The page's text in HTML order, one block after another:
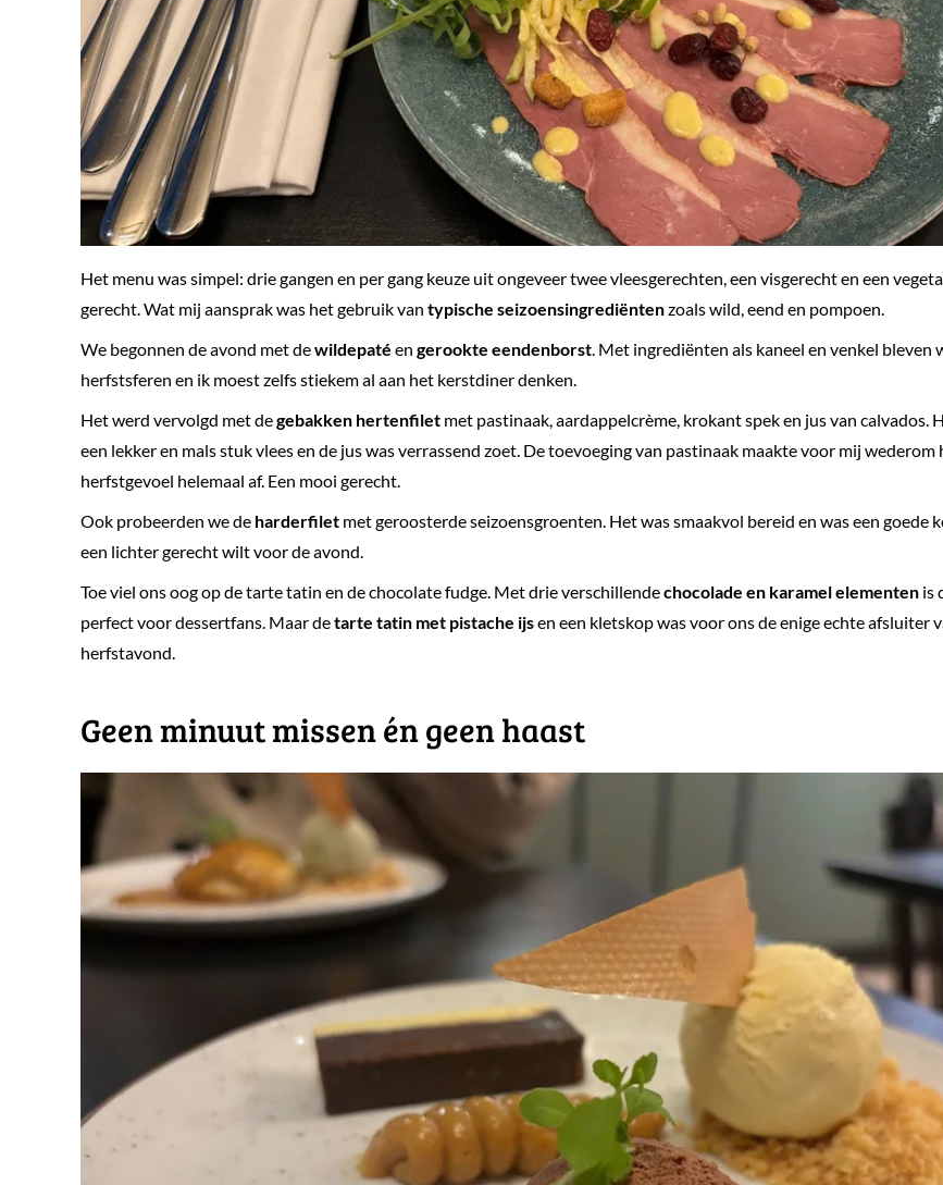
Het menu was simpel: drie gangen en per gang keuze uit ongeveer twee vleesgerechten, een visgerecht en een
gerecht. Wat mij aansprak was het gebruik van typische seizoensingrediëntenzoals wild, eend en pompoen.
We begonnen de avond met dewildepaté en gerookte eendenborst. Met ingrediënten als kaneel en venkel bleven
herfstsferen en ik moest zelfs stiekem al aan het kerstdiner denken.
Het werd vervolgd met degebakken hertenfiletmet pastinaak, aardappelcrème, krokant spek en jus van calvados.
een lekker en mals stuk vlees en de jus was verrassend zoet. De toevoeging van pastinaak maakte voor mij wederom
herfstgevoel helemaal af. Een mooi gerecht.
Ook probeerden we de harderfiletmet geroosterde seizoensgroenten. Het was smaakvol bereid en was een goede
een lichter gerecht wilt voor de avond.
Toe viel ons oog op de tarte tatin en de chocolate fudge. Met drie verschillendechocolade en karamel elementen is
perfect voor dessertfans. Maar detarte tatin met pistache ijsen een kletskop was voor ons de enige echte afsluiter
herfstavond.
​Geen minuut missen én geen haast